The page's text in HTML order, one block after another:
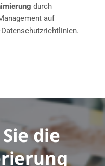
durch
auf
die